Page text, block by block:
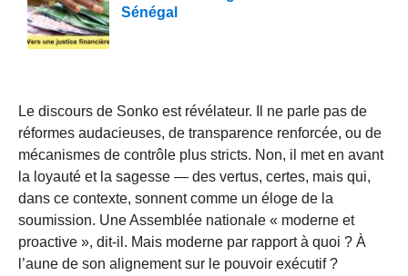
Sénégal
Le discours de Sonko est révélateur. Il ne parle pas de
réformes audacieuses, de transparence renforcée, ou de
mécanismes de contrôle plus stricts. Non, il met en avant
la loyauté et la sagesse — des vertus, certes, mais qui,
dans ce contexte, sonnent comme un éloge de la
soumission. Une Assemblée nationale « moderne et
proactive », dit-il. Mais moderne par rapport à quoi ? À
l’aune de son alignement sur le pouvoir exécutif ?